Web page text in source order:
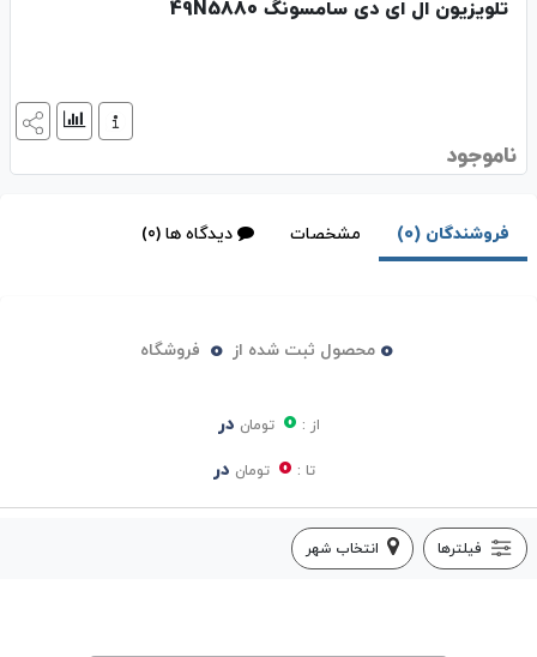
تلویزیون ال ای دی سامسونگ 49N5880
ناموجود
فروشندگان (0) مشخصات دیدگاه ها (0)
0 محصول ثبت شده از 0 فروشگاه
از : 0 تومان در
تا : 0 تومان در
فیلترها انتخاب شهر